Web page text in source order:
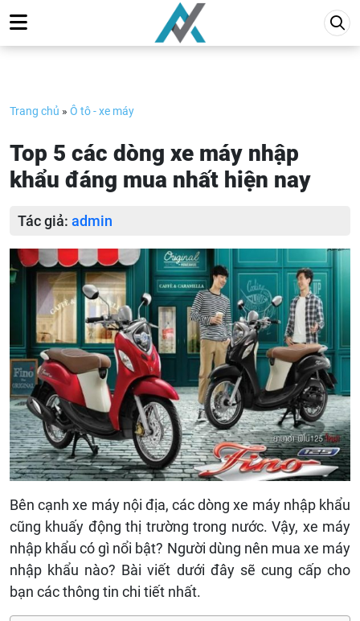
to
content
Trang chủ » Ô tô - xe máy
Top 5 các dòng xe máy nhập
khẩu đáng mua nhất hiện nay
Tác giả: admin
Bên cạnh xe máy nội địa, các dòng xe máy nhập khẩu
cũng khuấy động thị trường trong nước. Vậy, xe máy
nhập khẩu có gì nổi bật? Người dùng nên mua xe máy
nhập khẩu nào? Bài viết dưới đây sẽ cung cấp cho
bạn các thông tin chi tiết nhất.